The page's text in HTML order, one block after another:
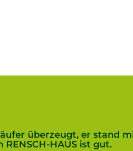
überzeugt, er stand
HAUS ist gut.